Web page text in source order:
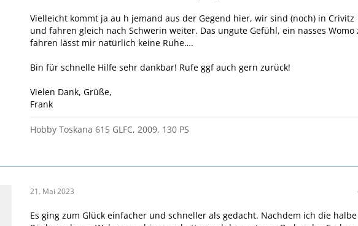
Vielleicht kommt ja au h jemand aus der Gegend hier, wir sind (noch) in Crivitz
und fahren gleich nach Schwerin weiter. Das ungute Gefühl, ein nasses Womo
fahren lässt mir natürlich keine Ruhe….
Bin für schnelle Hilfe sehr dankbar! Rufe ggf auch gern zurück!
Vielen Dank, Grüße,
Frank
Hobby Toskana 615 GLFC, 2009, 130 PS
21. Mai 2023
Es ging zum Glück einfacher und schneller als gedacht. Nachdem ich die halbe